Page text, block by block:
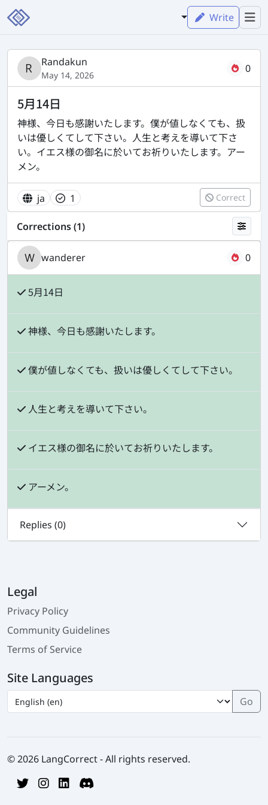
Write
Randakun
May 14, 2026
0
5月14日
神様、今日も感謝いたします。僕が値しなくても、扱
いは優しくてして下さい。人生と考えを導いて下さ
い。イエス様の御名に於いてお祈りいたします。アー
メン。
ja 1 Correct
Corrections (1)
wanderer 0
5月14日
神様、今日も感謝いたします。
僕が値しなくても、扱いは優しくてして下さい。
人生と考えを導いて下さい。
イエス様の御名に於いてお祈りいたします。
アーメン。
Replies (0)
Legal
Privacy Policy
Community Guidelines
Terms of Service
Site Languages
© 2026 LangCorrect - All rights reserved.